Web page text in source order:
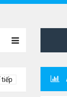
tiếp